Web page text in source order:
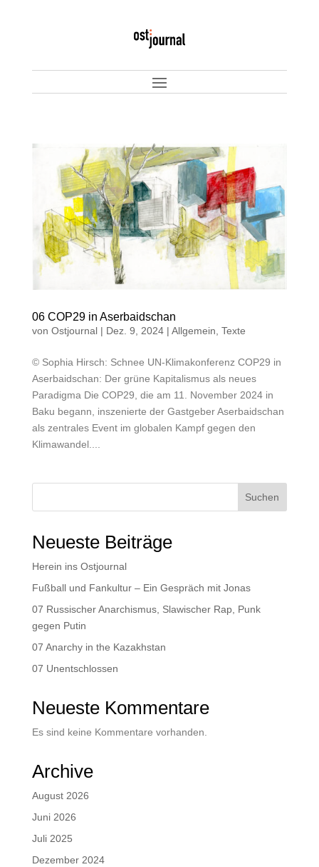
06 COP29 in Aserbaidschan
von Ostjournal| Dez. 9, 2024| Allgemein Texte
© Sophia Hirsch: Schnee UN-Klimakonferenz COP29 in
Aserbaidschan: Der grüne Kapitalismus als neues
Paradigma Die COP29, die am 11. November 2024 in
Baku begann, inszenierte der Gastgeber Aserbaidschan
als zentrales Event im globalen Kampf gegen den
Klimawandel....
Suchen
Neueste Beiträge
Herein ins Ostjournal
Fußball und Fankultur – Ein Gespräch mit Jonas
07 Russischer Anarchismus, Slawischer Rap, Punk
gegen Putin
07 Anarchy in the Kazakhstan
07 Unentschlossen
Neueste Kommentare
Es sind keine Kommentare vorhanden.
Archive
August 2026
Juni 2026
Juli 2025
Dezember 2024